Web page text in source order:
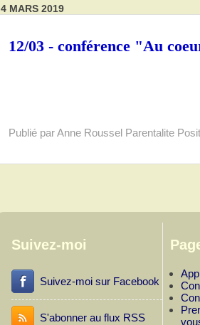
4 MARS 2019
12/03 - conférence "Au
Publié par Anne Roussel Parentalite
Suivez-moi
Suivez-moi sur Facebook
S'abonner au flux RSS